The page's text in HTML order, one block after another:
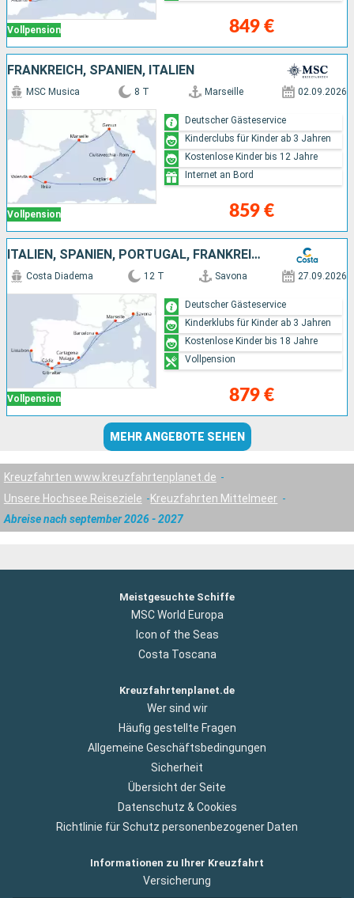
Vollpension 849 €
FRANKREICH, SPANIEN, ITALIEN
Vollpension
MSC Musica 8 T Marseille 02.09.2026
859 €
Deutscher Gästeservice
Kinderclubs für Kinder ab 3 Jahren
Kostenlose Kinder bis 12 Jahre
Internet an Bord
ITALIEN, SPANIEN, PORTUGAL, FRANKREICH
Vollpension
Costa Diadema 12 T Savona 27.09.2026
879 €
Deutscher Gästeservice
Kinderklubs für Kinder ab 3 Jahren
Kostenlose Kinder bis 18 Jahre
Vollpension
MEHR ANGEBOTE SEHEN
Kreuzfahrten www.kreuzfahrtenplanet.de
Unsere Hochsee Reiseziele
Kreuzfahrten Mittelmeer
Abreise nach september 2026 - 2027
Meistgesuchte Schiffe
MSC World Europa
Icon of the Seas
Costa Toscana
Kreuzfahrtenplanet.de
Wer sind wir
Häufig gestellte Fragen
Allgemeine Geschäftsbedingungen
Sicherheit
Übersicht der Seite
Datenschutz & Cookies
Richtlinie für Schutz personenbezogener Daten
Informationen zu Ihrer Kreuzfahrt
Versicherung